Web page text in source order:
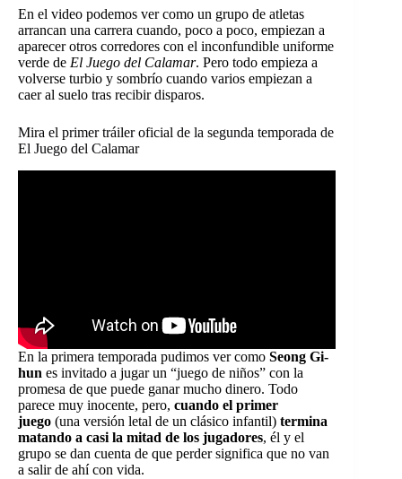
En el video podemos ver como un grupo de atletas
arrancan una carrera cuando, poco a poco, empiezan a
aparecer otros corredores con el inconfundible uniforme
verde de El Juego del Calamar. Pero todo empieza a
volverse turbio y sombrío cuando varios empiezan a
caer al suelo tras recibir disparos.
Mira el primer tráiler oficial de la segunda temporada de
El Juego del Calamar
En la primera temporada pudimos ver como Seong Gi-
hun es invitado a jugar un “juego de niños” con la
promesa de que puede ganar mucho dinero. Todo
parece muy inocente, pero, cuando el primer
juego (una versión letal de un clásico infantil) termina
matando a casi la mitad de los jugadores, él y el
grupo se dan cuenta de que perder significa que no van
a salir de ahí con vida.